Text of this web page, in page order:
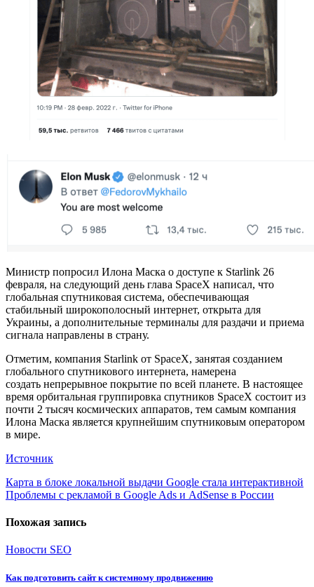
Министр попросил Илона Маска о доступе к Starlink 26
февраля, на следующий день глава SpaceX написал, что
глобальная спутниковая система, обеспечивающая
стабильный широкополосный интернет, открыта для
Украины, а дополнительные терминалы для раздачи и приема
сигнала направлены в страну.
Отметим, компания Starlink от SpaceX, занятая созданием
глобального спутникового интернета, намерена
создать непрерывное покрытие по всей планете. В настоящее
время орбитальная группировка спутников SpaceX состоит из
почти 2 тысяч космических аппаратов, тем самым компания
Илона Маска является крупнейшим спутниковым оператором
в мире.
Источник
Навигация
по
записям
Карта в блоке локальной выдачи Google стала интерактивной
Проблемы с рекламой в Google Ads и AdSense в России
Похожая запись
Новости SEO
Как подготовить сайт к системному продвижению